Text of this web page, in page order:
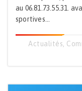
au 06.81.73.55.31.
sportives...
Actualités